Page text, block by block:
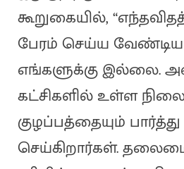
கூறுகையில்,
பேரம் செய்ய
எங்களுக்கு இல்லை.
கட்சிகளில் உள்ள
குழப்பத்தையும்
செய்கிறார்கள்.